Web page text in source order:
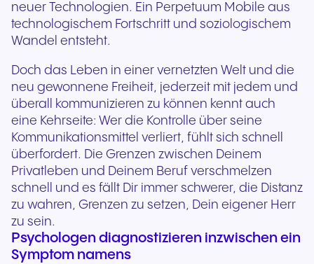
neuer Technologien. Ein Perpetuum Mobile aus
technologischem Fortschritt und soziologischem
Wandel entsteht.
Doch das Leben in einer vernetzten Welt und die
neu gewonnene Freiheit, jederzeit mit jedem und
überall kommunizieren zu können kennt auch
eine Kehrseite: Wer die Kontrolle über seine
Kommunikationsmittel verliert, fühlt sich schnell
überfordert. Die Grenzen zwischen Deinem
Privatleben und Deinem Beruf verschmelzen
schnell und es fällt Dir immer schwerer, die Distanz
zu wahren, Grenzen zu setzen, Dein eigener Herr
zu sein.
Psychologen diagnostizieren inzwischen ein
Symptom namens